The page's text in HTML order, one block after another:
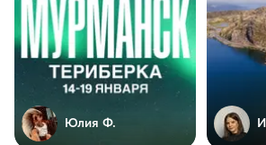
Юлия Ф.